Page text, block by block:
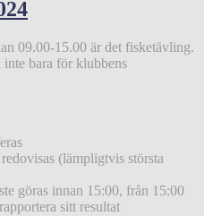
09.00-15.00 är det fisketävling.
inte bara för klubbens
(lämpligtvis största
göras innan 15:00, från 15:00
sitt resultat